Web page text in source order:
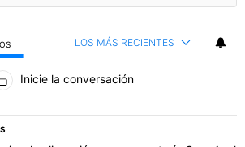
LOS MÁS RECIENTES
Inicie la conversación
artículos con más comentarios en los